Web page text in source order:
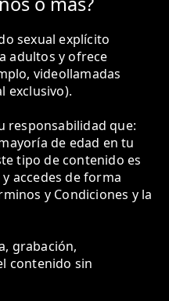
sexual explícito
adultos y ofrece
videollamadas
exclusivo).
responsabilidad que:
de edad en tu
tipo de contenido es
accedes de forma
y Condiciones y la
grabación,
contenido sin
MEDELLIN
aún no tienen
en la web
su
de
morocha